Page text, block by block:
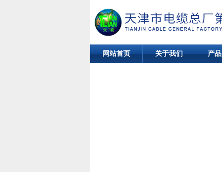
网站首页 关于我们 产